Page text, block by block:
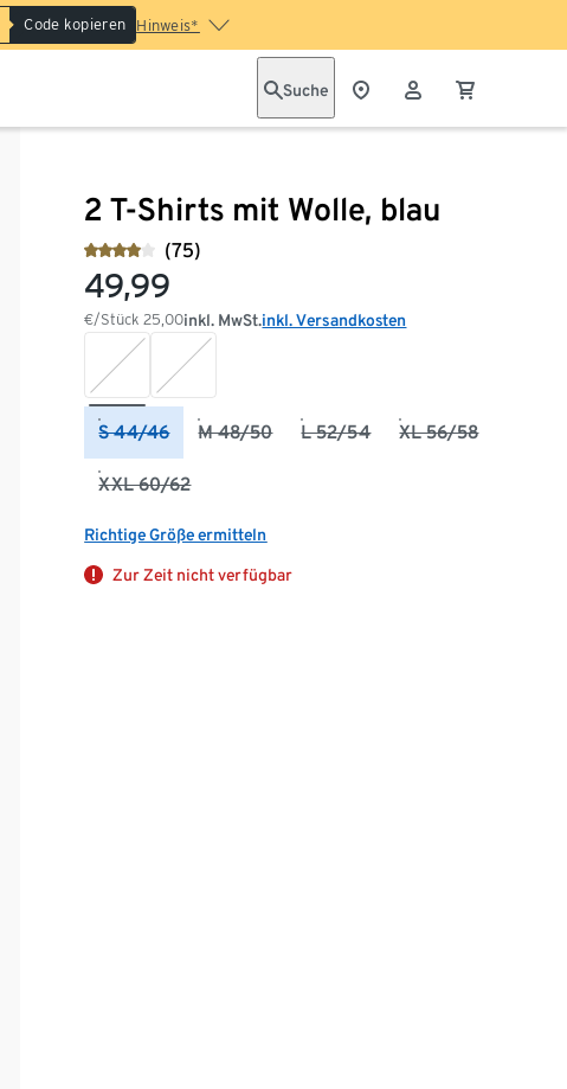
Code kopieren Hinweis*
Suche
2 T-Shirts mit Wolle, blau
(75)
49,99
€/Stück25,00inkl. MwSt.inkl. Versandkosten
S 44/46 M 48/50 L 52/54 XL 56/58
XXL 60/62
Richtige Größe ermitteln
Zur Zeit nicht verfügbar